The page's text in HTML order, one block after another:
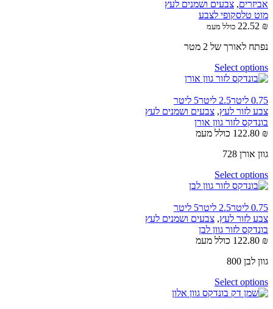
אביזרים, צבעים ושמנים לעץ
מוט טלסקופי לצבע
22.52 ₪ כולל מעמ
נפתח לאורך של 2 מטר
Select options
0.75 ליטר 2.5 ליטר
5 ליטר
צבע לזור לעץ, צבעים ושמנים לעץ
בונדקס לזור גוון אורן
122.80 ₪
כולל מעמ
גוון אורן 728
Select options
0.75 ליטר 2.5 ליטר
5 ליטר
צבע לזור לעץ, צבעים ושמנים לעץ
בונדקס לזור גוון לבן
122.80 ₪
כולל מעמ
גוון לבן 800
Select options